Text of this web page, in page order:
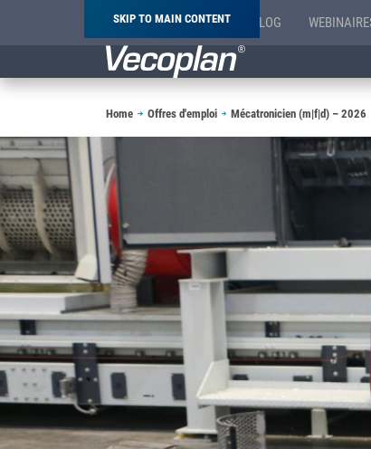
SKIP TO MAIN CONTENT BLOG
Breadcrumb
Home Offres d'emploi Mécatronicien (m|f|d) – 2026